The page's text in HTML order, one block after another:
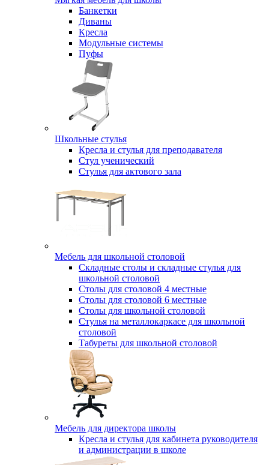
Банкетки
Диваны
Кресла
Модульные системы
Пуфы
Школьные стулья
Кресла и стулья для преподавателя
Стул ученический
Стулья для актового зала
Мебель для школьной столовой
Складные столы и складные стулья для
школьной столовой
Столы для столовой 4 местные
Столы для столовой 6 местные
Столы для школьной столовой
Стулья на металлокаркасе для школьной
столовой
Табуреты для школьной столовой
Мебель для директора школы
Кресла и стулья для кабинета руководителя
и администрации в школе